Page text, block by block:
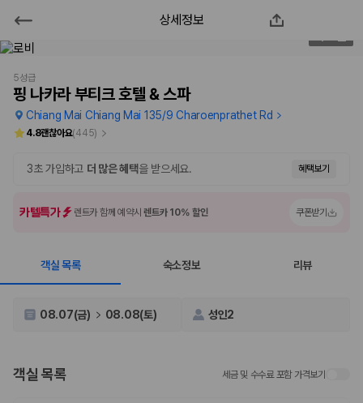
핑 나카라 부티크 호텔 & 스파
2000만 이용고객이 선택한 제주 렌트카 가격비교 플랫폼
제주렌트카 가격비교는 카모아에서 한 번에
제주도 렌트카는 업체마다 차량 가격, 보험 조건, 면책금, 보상 한도, 인수
장소, 취소 규정이 다릅니다. 카모아는 여러 제주 렌트카 업체의 조건을 한
업체별 가격비교:
제주 렌트카 업체별 실시간 예약 가능 차량과 요금
상세정보
5성급
핑 나카라 부티크 호텔 & 스파
Chiang Mai Chiang Mai 135/9 Charoenprathet Rd
4.8괜찮아요(445)
3초 가입하고 더 많은 혜택을 받으세요. 혜택보기
카텔특가 렌트카 함께 예약시렌트카 10% 할인 쿠폰받기
객실 목록 숙소정보 리뷰
08.07(금) 08.08(토) 성인2
객실 목록 세금 및 수수료 포함 가격보기